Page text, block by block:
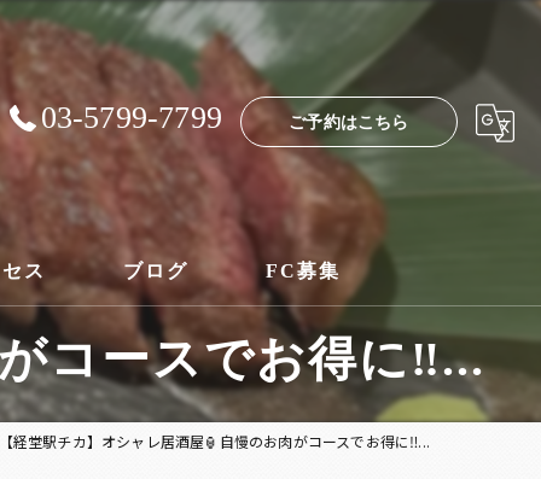
03-5799-7799 ご予約はこちら
ス ブログ FC募集
コースでお得に‼️...
経堂駅チカ】オシャレ居酒屋🏮自慢のお肉がコースでお得に‼️...